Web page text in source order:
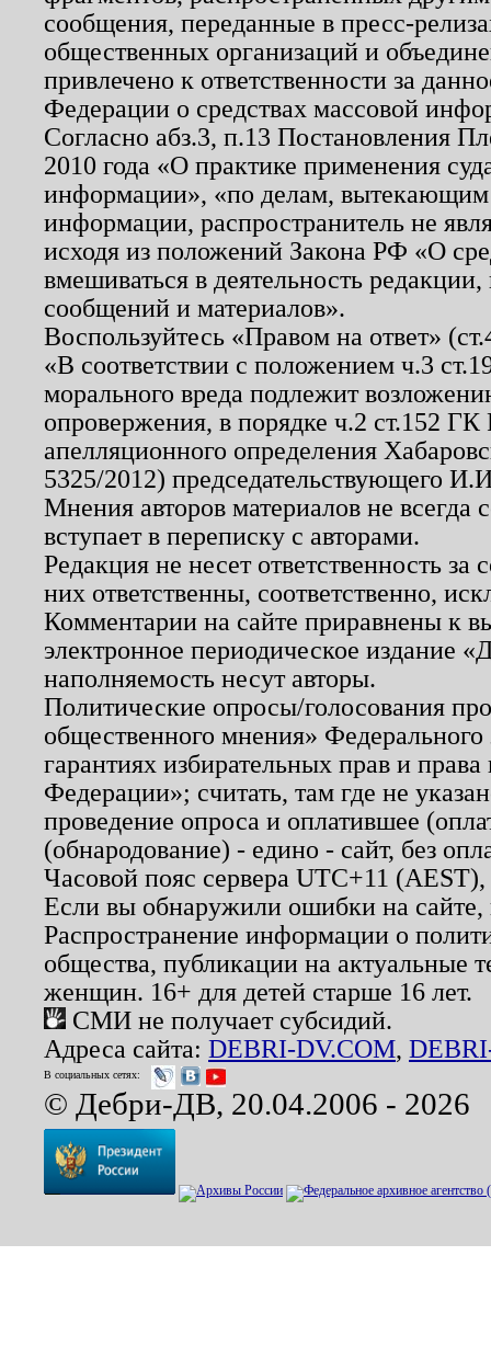
сообщения, переданные в пресс-
общественных организаций и
привлечено к ответственности за
Федерации о средствах массовой
Согласно абз.3, п.13 Постановления
2010 года «О практике применения
информации», «по делам, вытекающим
информации, распространитель не
исходя из положений Закона РФ «О
вмешиваться в деятельность
сообщений и материалов».
Воспользуйтесь «Правом на ответ»
«В соответствии с положением ч.3
морального вреда подлежит
опровержения, в порядке ч.2 ст.152
апелляционного определения
5325/2012) председательствующего
Мнения авторов материалов не
вступает в переписку с авторами.
Редакция не несет ответственность
них ответственны, соответственно,
Комментарии на сайте приравнены к
электронное периодическое издание
наполняемость несут авторы.
Политические опросы/голосования
общественного мнения»
гарантиях избирательных прав и
Федерации»; считать, там где не
проведение опроса и оплатившее
(обнародование) - едино - сайт, без
Часовой пояс сервера UTC+11
Если вы обнаружили ошибки на
Распространение информации о
общества, публикации на актуальные
женщин. 16+ для детей старше 16 лет.
СМИ не получает субсидий.
Адреса сайта: DEBRI-DV.COM,
В социальных сетях:
© Дебри-ДВ, 20.04.2006 - 2026